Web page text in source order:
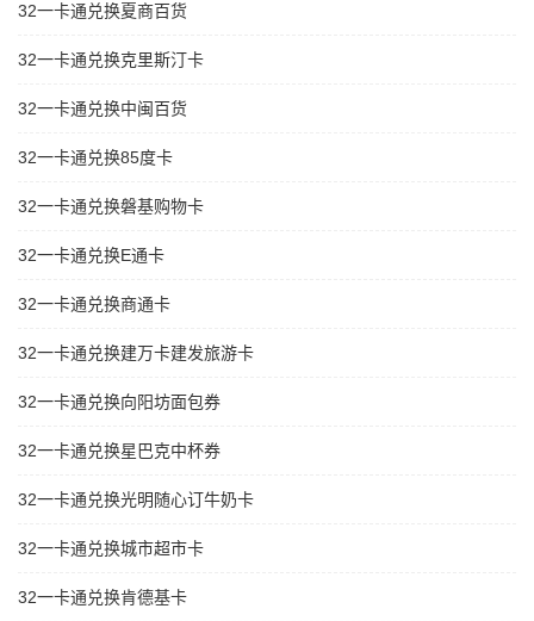
32一卡通兑换夏商百货
32一卡通兑换克里斯汀卡
32一卡通兑换中闽百货
32一卡通兑换85度卡
32一卡通兑换磐基购物卡
32一卡通兑换E通卡
32一卡通兑换商通卡
32一卡通兑换建万卡建发旅游卡
32一卡通兑换向阳坊面包券
32一卡通兑换星巴克中杯券
32一卡通兑换光明随心订牛奶卡
32一卡通兑换城市超市卡
32一卡通兑换肯德基卡